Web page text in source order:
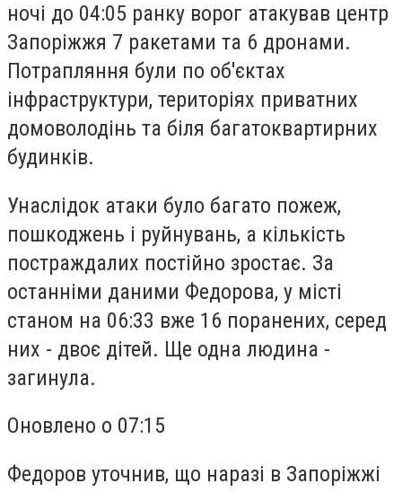
ночі до 04:05 ранку ворог атакував центр
Запоріжжя 7 ракетами та 6 дронами.
Потрапляння були по об'єктах
інфраструктури, територіях приватних
домоволодінь та біля багатоквартирних
будинків.
Унаслідок атаки було багато пожеж,
пошкоджень і руйнувань, а кількість
постраждалих постійно зростає. За
останніми даними Федорова, у місті
станом на 06:33 вже 16 поранених, серед
них - двоє дітей. Ще одна людина -
загинула.
Оновлено о 07:15
Федоров уточнив, що наразі в Запоріжжі